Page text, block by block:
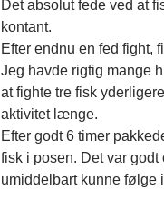
Det absolut fede ved at
kontant.
Efter endnu en fed fight,
Jeg havde rigtig mange
at fighte tre fisk
aktivitet længe.
Efter godt 6 timer
fisk i posen. Det var
umiddelbart kunne følge